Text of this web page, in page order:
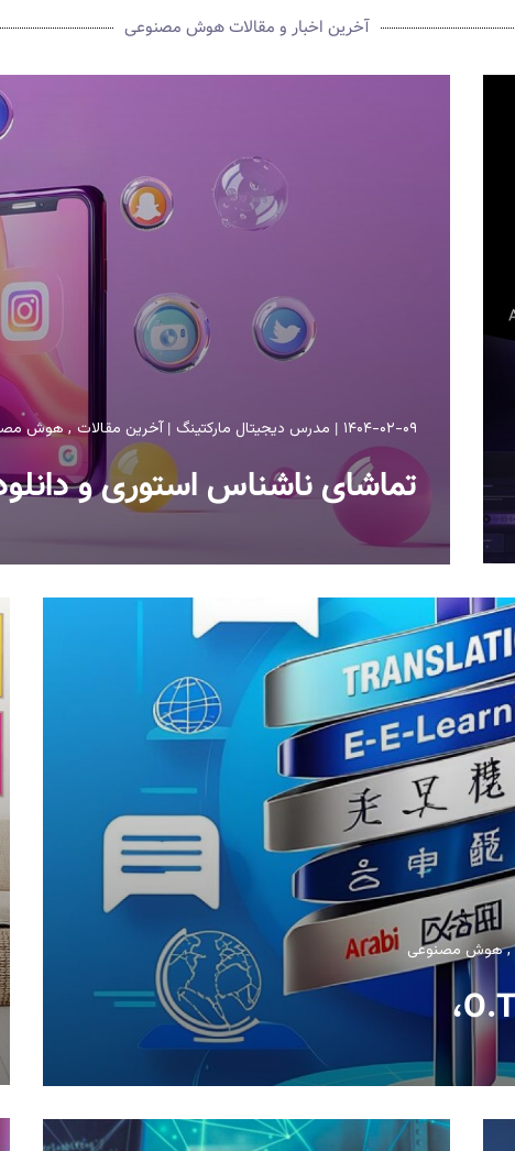
آخرین اخبار و مقالات هوش مصنوعی
۱۴۰۴-۰۲-۰۹ مدرس دیجیتال مارکتینگ آخرین مقالات هوش
تماشای ناشناس استوری و
هوش مصنوعی